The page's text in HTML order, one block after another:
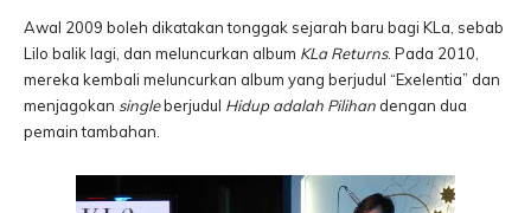
Awal 2009 boleh dikatakan tonggak sejarah baru bagi KLa, sebab
Lilo balik lagi, dan meluncurkan album KLa Returns. Pada 2010,
mereka kembali meluncurkan album yang berjudul “Exelentia” dan
menjagokan singleberjudul Hidup adalah Pilihan dengan dua
pemain tambahan.